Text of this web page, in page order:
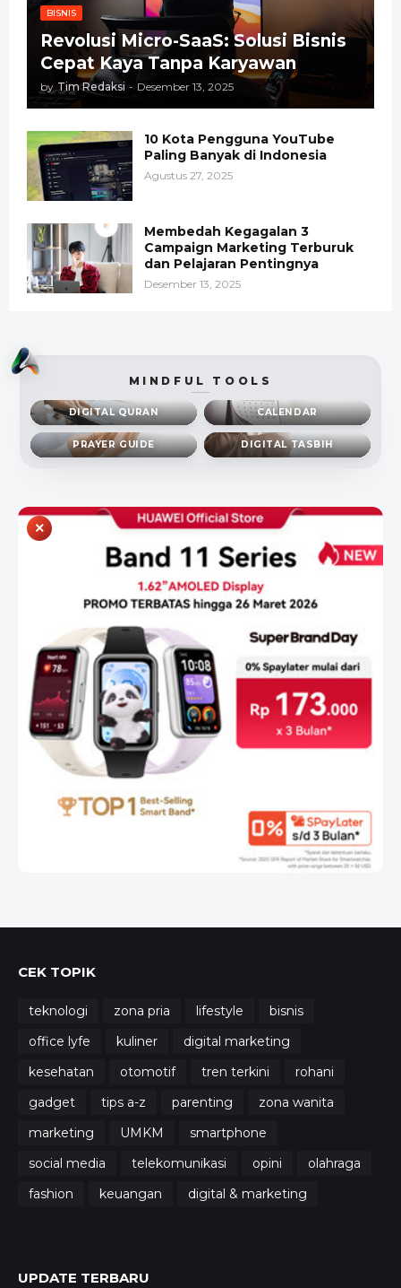
BISNIS
Revolusi Micro-SaaS: Solusi Bisnis
Cepat Kaya Tanpa Karyawan
by Tim Redaksi - Desember 13, 2025
10 Kota Pengguna YouTube
Paling Banyak di Indonesia
Agustus 27, 2025
Membedah Kegagalan 3
Campaign Marketing Terburuk
dan Pelajaran Pentingnya
Desember 13, 2025
MINDFUL TOOLS
DIGITAL QURAN CALENDAR
PRAYER GUIDE DIGITAL TASBIH
×
CEK TOPIK
teknologi zona pria lifestyle
bisnis
office lyfe
kuliner
digital marketing
kesehatan
otomotif tren terkini
rohani
gadget
tips a-z parenting
zona wanita
marketing
UMKM
smartphone
social media
telekomunikasi opini
olahraga
fashion
keuangan digital & marketing
UPDATE TERBARU